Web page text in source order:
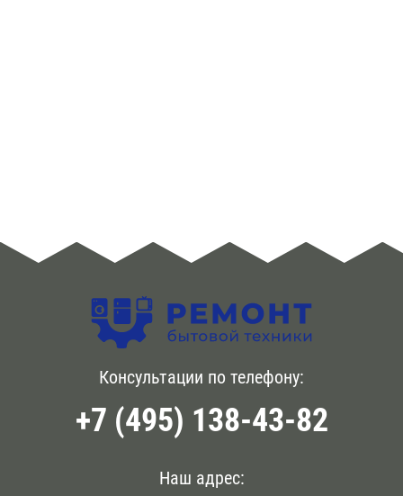
Консультации по телефону:
+7 (495) 138-43-82
Наш адрес: